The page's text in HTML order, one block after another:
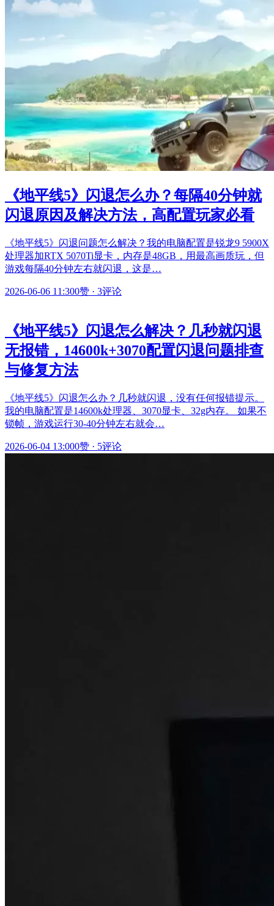
《地平线5》闪退怎么办？每隔40分钟就
闪退原因及解决方法，高配置玩家必看
《地平线5》闪退问题怎么解决？我的电脑配置是锐龙9 5900X
处理器加RTX 5070Ti显卡，内存是48GB，用最高画质玩，但
游戏每隔40分钟左右就闪退，这是…
2026-06-06 11:300赞 · 3评论
《地平线5》闪退怎么解决？几秒就闪退
无报错，14600k+3070配置闪退问题排查
与修复方法
《地平线5》闪退怎么办？几秒就闪退，没有任何报错提示。
我的电脑配置是14600k处理器、3070显卡、32g内存。 如果不
锁帧，游戏运行30-40分钟左右就会…
2026-06-04 13:000赞 · 5评论